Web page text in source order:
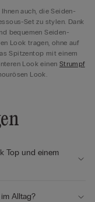
auch, die Seiden-
Set zu stylen. Dank
bequemen Seiden-
Look tragen, ohne auf
Spitzentop mit einem
Look einen Strumpf
Look.
Top und einem
Alltag?